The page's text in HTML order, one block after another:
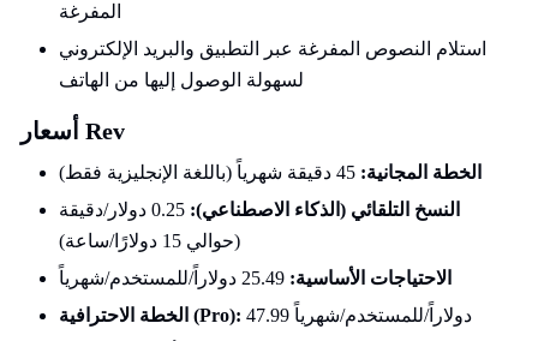
المفرغة
استلام النصوص المفرغة عبر التطبيق والبريد الإلكتروني
لسهولة الوصول إليها من الهاتف
أسعار Rev
الخطة المجانية: 45 دقيقة شهرياً (باللغة الإنجليزية فقط)
النسخ التلقائي (الذكاء الاصطناعي):
0.25 دولار/دقيقة
(حوالي 15 دولارًا/ساعة)
الاحتياجات الأساسية: 25.49 دولاراً/للمستخدم/شهرياً
الخطة الاحترافية (Pro):
47.99 دولاراً/للمستخدم/شهرياً